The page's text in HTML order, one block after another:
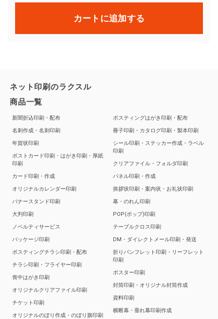
カートに追加する
ネット印刷のラクスル
商品一覧
新聞折込印刷・配布
名刺作成・名刺印刷
年賀状印刷
ポストカード印刷・はがき印刷・厚紙
印刷
カード印刷・作成
オリジナルカレンダー印刷
バナースタンド印刷
大判印刷
ノベルティサービス
パッケージ印刷
ポスティングチラシ印刷・配布
チラシ印刷・フライヤー印刷
喪中はがき印刷
オリジナルクリアファイル印刷
チケット印刷
オリジナルのぼり作成・のぼり旗印刷
ポスティングはがき印刷・配布
冊子印刷・カタログ印刷・製本印刷
シール印刷・ステッカー作成・ラベル
印刷
クリアファイル・フォルダ印刷
パネル印刷・作成
挨拶状印刷・案内状・お礼状印刷
幕・のれん印刷
POP(ポップ)印刷
テーブルクロス印刷
DM・ダイレクトメール印刷・発送
折りパンフレット印刷・リーフレット
印刷
ポスター印刷
封筒印刷・オリジナル封筒作成
資料印刷
横断幕・垂れ幕印刷作成